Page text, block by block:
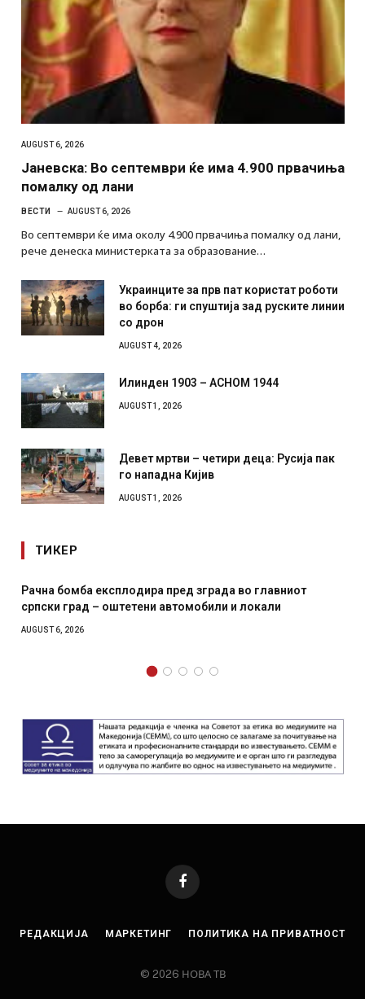
AUGUST 6, 2026
Јаневска: Во септември ќе има 4.900 првачиња
помалку од лани
ВЕСТИ AUGUST 6, 2026
Во септември ќе има околу 4.900 првачиња помалку од лани,
рече денеска министерката за образование…
Украинците за прв пат користат роботи
во борба: ги спуштија зад руските линии
со дрон
AUGUST 4, 2026
Илинден 1903 – АСНОМ 1944
AUGUST 1, 2026
Девет мртви – четири деца: Русија пак
го нападна Кијив
AUGUST 1, 2026
ТИКЕР
зграда во главниот
и локали
И Данска се милитарилизира
месечна воена
Facebook
РЕДАКЦИЈА МАРКЕТИНГ ПОЛИТИКА НА ПРИВАТНОСТ
© 2026 НОВА ТВ